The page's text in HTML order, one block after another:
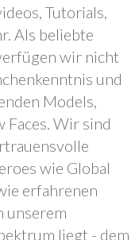
Tutorials,
Als beliebte
wir nicht
und
Models,
Wir sind
wie Global
erfahrenen
unserem
liegt - dem